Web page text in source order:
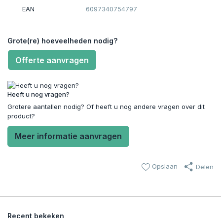
EAN 6097340754797
Grote(re) hoeveelheden nodig?
Offerte aanvragen
Heeft u nog vragen?
Grotere aantallen nodig? Of heeft u nog andere vragen over dit
product?
Meer informatie aanvragen
Opslaan Delen
Recent bekeken